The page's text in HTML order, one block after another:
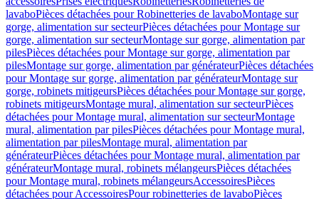
lavaboPièces détachées pour Robinetteries de lavaboMontage sur
gorge, alimentation sur secteurPièces détachées pour Montage sur
gorge, alimentation sur secteurMontage sur gorge, alimentation par
pilesPièces détachées pour Montage sur gorge, alimentation par
pilesMontage sur gorge, alimentation par générateurPièces détachées
pour Montage sur gorge, alimentation par générateurMontage sur
gorge, robinets mitigeursPièces détachées pour Montage sur gorge,
robinets mitigeursMontage mural, alimentation sur secteurPièces
détachées pour Montage mural, alimentation sur secteurMontage
mural, alimentation par pilesPièces détachées pour Montage mural,
alimentation par pilesMontage mural, alimentation par
générateurPièces détachées pour Montage mural, alimentation par
générateurMontage mural, robinets mélangeursPièces détachées
pour Montage mural, robinets mélangeursAccessoiresPièces
détachées pour AccessoiresPour robinetteries de lavaboPièces